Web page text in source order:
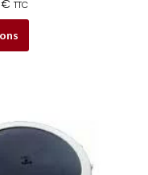
€ TTC
Plage
de
prix :
Ce
produit
a